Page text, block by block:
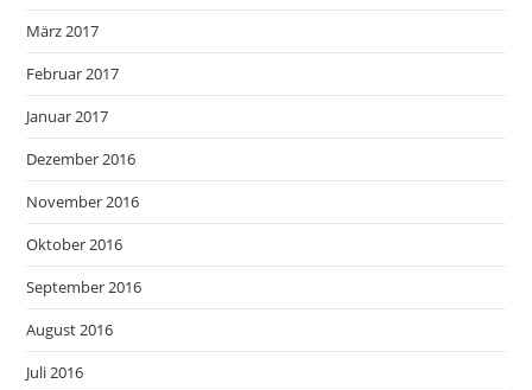
März 2017
Februar 2017
Januar 2017
Dezember 2016
November 2016
Oktober 2016
September 2016
August 2016
Juli 2016